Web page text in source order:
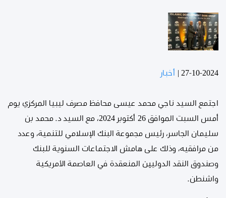
27-10-2024 أخبار
اجتمع السيد ناجي محمد عيسى محافظ مصرف ليبيا المركزي يوم
أمس السبت الموافق 26 أكتوبر 2024، مع السيد د. محمد بن
سليمان الجاسر، رئيس مجموعة البنك الإسلامي للتنمية، وعدد
من مرافقيه، وذلك على هامش الاجتماعات السنوية للبنك
وصندوق النقد الدوليين المنعقدة في العاصمة الأمريكية
واشنطن.